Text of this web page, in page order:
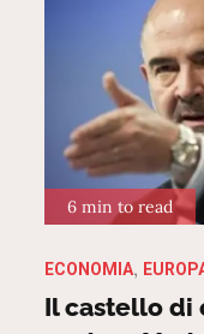
6 min to read
ECONOMIA
Il castello di